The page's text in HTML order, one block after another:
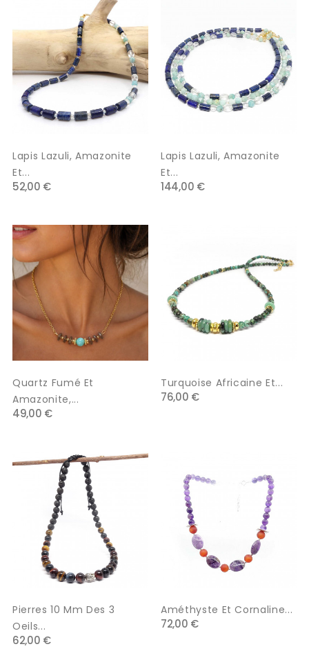
Lapis Lazuli, Amazonite
Et...
52,00 €
Lapis Lazuli, Amazonite
Et...
144,00 €
Quartz Fumé Et
Amazonite,...
49,00 €
Turquoise Africaine Et...
76,00 €
Pierres 10 Mm Des 3
Oeils...
62,00 €
Améthyste Et Cornaline...
72,00 €